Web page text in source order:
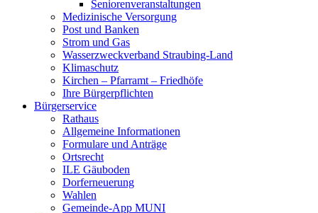
Seniorenveranstaltungen
Medizinische Versorgung
Post und Banken
Strom und Gas
Wasserzweckverband Straubing-Land
Klimaschutz
Kirchen – Pfarramt – Friedhöfe
Ihre Bürgerpflichten
Bürgerservice
Rathaus
Allgemeine Informationen
Formulare und Anträge
Ortsrecht
ILE Gäuboden
Dorferneuerung
Wahlen
Gemeinde-App MUNI